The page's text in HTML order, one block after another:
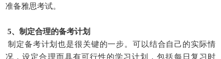
准备雅思考试。
5、制定合理的备考计划
制定备考计划也是很关键的一步。可以结合自己的实际情
况，设定合理而具有可行性的学习计划，包括每日复习时